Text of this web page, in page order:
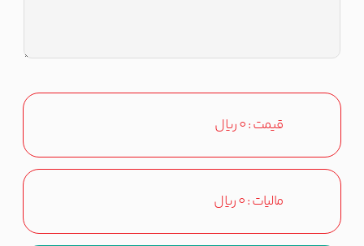
قیمت :0ریال
مالیات :0ریال